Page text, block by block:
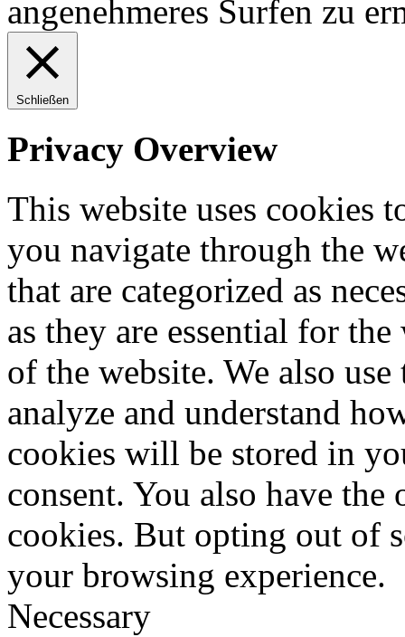
angenehmeres Surfen zu
Schließen
Privacy Overview
This website uses cookies
you navigate through the
that are categorized as
as they are essential for
of the website. We also
analyze and understand
cookies will be stored in
consent. You also have
cookies. But opting out of
your browsing experience.
Necessary